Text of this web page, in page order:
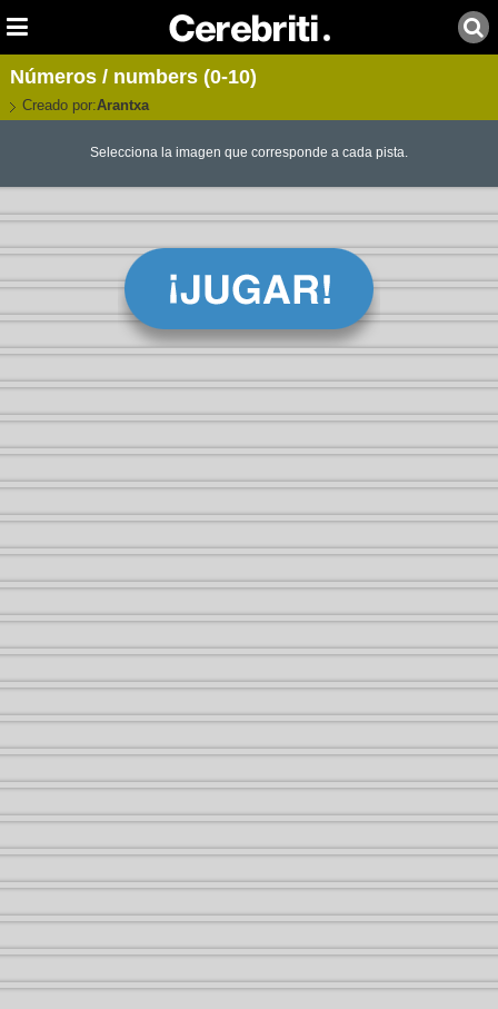
Números / numbers (0-10)
Creado por:Arantxa
Selecciona la imagen que corresponde a cada pista.